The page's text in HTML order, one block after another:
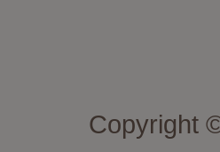
Copyright